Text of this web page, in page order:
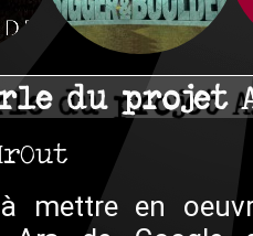
du projet
mettre en